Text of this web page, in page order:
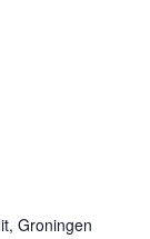
Groningen